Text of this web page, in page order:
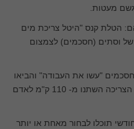
מעטות.
הטלת קנס "היטל צריכת מים
של וסתים (חסכמים) לצמצום
והחסכמים "עשו את העבודה" והביאו
גם הם לשינוי בצריכה, כך שבתוך שנה לערך ניתן היה לראות שיפור משמעותי כשנתוני הצריכה השתנו מ- 110 ק"מ לאדם
תוכלו לבחור מאחת או יותר